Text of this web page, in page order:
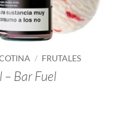
/ FRUTALES
– Bar Fuel